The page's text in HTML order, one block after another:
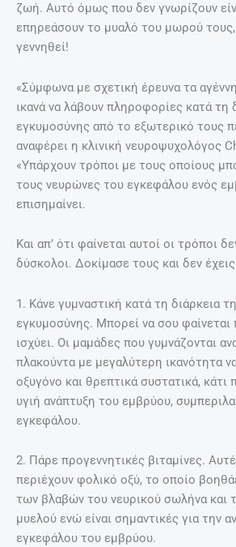
ζωή. Αυτό όμως που δεν γνωρίζουν
επηρεάσουν το μυαλό του μωρού
γεννηθεί!
«Σύμφωνα με σχετική έρευνα τα
ικανά να λάβουν πληροφορίες κατά τη
εγκυμοσύνης από το εξωτερικό τους
αναφέρει η κλινική νευροψυχολόγος
«Υπάρχουν τρόποι με τους οποίους
τους νευρώνες του εγκεφάλου ενός
επισημαίνει.
Και απ’ ότι φαίνεται αυτοί οι τρόποι
δύσκολοι. Δοκίμασε τους και δεν
1. Κάνε γυμναστική κατά τη διάρκεια
εγκυμοσύνης. Μπορεί να σου φαίνεται
ισχύει. Οι μαμάδες που γυμνάζονται
πλακούντα με μεγαλύτερη ικανότητα
οξυγόνο και θρεπτικά συστατικά,
υγιή ανάπτυξη του εμβρύου,
εγκεφάλου.
2. Πάρε προγεννητικές βιταμίνες.
περιέχουν φολικό οξύ, το οποίο
των βλαβών του νευρικού σωλήνα και
μυελού ενώ είναι σημαντικές για την
εγκεφάλου του εμβρύου.